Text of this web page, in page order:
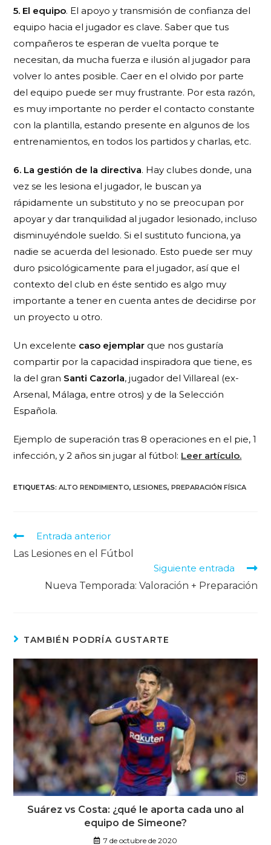
5. El equipo. El apoyo y transmisión de confianza del
equipo hacia el jugador es clave. Saber que tus
compañeros te esperan de vuelta porque te
necesitan, da mucha fuerza e ilusión al jugador para
volver lo antes posible. Caer en el olvido por parte
del equipo puede ser muy frustrante. Por esta razón,
es muy importante no perder el contacto constante
con la plantilla, estando presente en algunos de los
entrenamientos, en todos los partidos y charlas, etc.
6. La gestión de la directiva. Hay clubes donde, una
vez se les lesiona el jugador, le buscan ya
rápidamente un substituto y no se preocupan por
apoyar y dar tranquilidad al jugador lesionado, incluso
disminuyéndole sueldo. Si el sustituto funciona, ya
nadie se acuerda del lesionado. Esto puede ser muy
duro psicológicamente para el jugador, así que el
contexto del club en éste sentido es algo muy
importante a tener en cuenta antes de decidirse por
un proyecto u otro.
Un excelente caso ejemplar que nos gustaría
compartir por la capacidad inspiradora que tiene, es
la del gran Santi Cazorla, jugador del Villareal (ex-
Arsenal, Málaga, entre otros) y de la Selección
Española.
Ejemplo de superación tras 8 operaciones en el pie, 1
infección, y 2 años sin jugar al fútbol: Leer artículo.
ETIQUETAS:ALTO RENDIMIENTO, LESIONES, PREPARACIÓN FÍSICA
Entrada anterior
Las Lesiones en el Fútbol
Siguiente entrada
Nueva Temporada: Valoración + Preparación
TAMBIÉN PODRÍA GUSTARTE
Suárez vs Costa: ¿qué le aporta cada uno al
equipo de Simeone?
7 de octubre de 2020